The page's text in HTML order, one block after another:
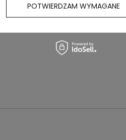
POTWIERDZAM WYMAGANE